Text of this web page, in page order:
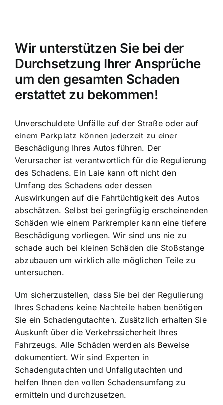
Wir unterstützen Sie bei der
Durchsetzung Ihrer Ansprüche
um den gesamten Schaden
erstattet zu bekommen!
Unverschuldete Unfälle auf der Straße oder auf
einem Parkplatz können jederzeit zu einer
Beschädigung Ihres Autos führen. Der
Verursacher ist verantwortlich für die Regulierung
des Schadens. Ein Laie kann oft nicht den
Umfang des Schadens oder dessen
Auswirkungen auf die Fahrtüchtigkeit des Autos
abschätzen. Selbst bei geringfügig erscheinenden
Schäden wie einem Parkrempler kann eine tiefere
Beschädigung vorliegen. Wir sind uns nie zu
schade auch bei kleinen Schäden die Stoßstange
abzubauen um wirklich alle möglichen Teile zu
untersuchen.
Um sicherzustellen, dass Sie bei der Regulierung
Ihres Schadens keine Nachteile haben benötigen
Sie ein Schadengutachten. Zusätzlich erhalten Sie
Auskunft über die Verkehrssicherheit Ihres
Fahrzeugs. Alle Schäden werden als Beweise
dokumentiert. Wir sind Experten in
Schadengutachten und Unfallgutachten und
helfen Ihnen den vollen Schadensumfang zu
ermitteln und durchzusetzen.